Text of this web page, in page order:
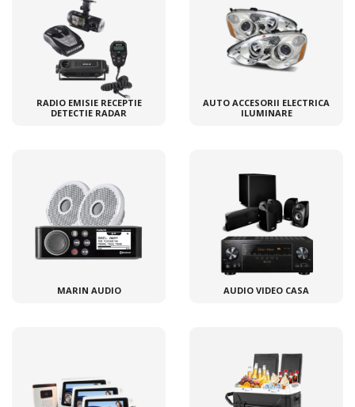
RADIO EMISIE RECEPTIE
DETECTIE RADAR
AUTO ACCESORII ELECTRICA
ILUMINARE
MARIN AUDIO AUDIO VIDEO CASA